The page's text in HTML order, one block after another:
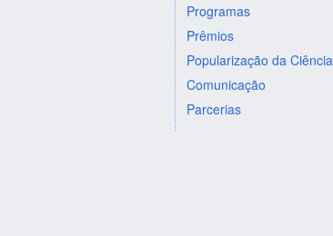
Programas
Prêmios
Popularização da Ciência
Comunicação
Parcerias